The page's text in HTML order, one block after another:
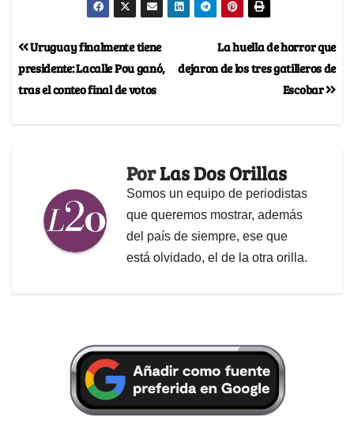
La huella de horror que
dejaron de los tres gatilleros de
Escobar
Uruguay finalmente tiene
presidente: Lacalle Pou ganó,
tras el conteo final de votos
PorLas Dos Orillas
Somos un equipo de periodistas
que queremos mostrar, además
del país de siempre, ese que
está olvidado, el de la otra orilla.